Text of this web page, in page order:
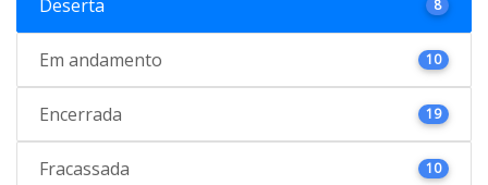
Deserta 8
Em andamento 10
Encerrada 19
Fracassada 10